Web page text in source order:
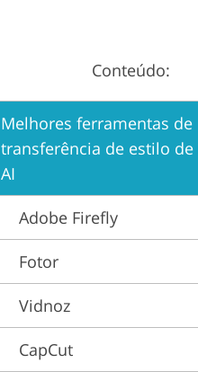
Conteúdo:
Melhores ferramentas de
transferência de estilo
AI
Adobe Firefly
Fotor
Vidnoz
CapCut